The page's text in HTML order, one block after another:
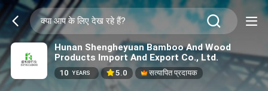
Hunan Shengheyuan Bamboo And Wood
Products Import And Export Co., Ltd.
10 YEARS 5.0 सत्यापित प्रदायक